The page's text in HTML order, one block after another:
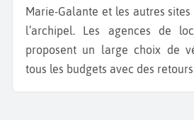
Marie-Galante et les autres
l’archipel. Les agences de
proposent un large choix de
tous les budgets avec des